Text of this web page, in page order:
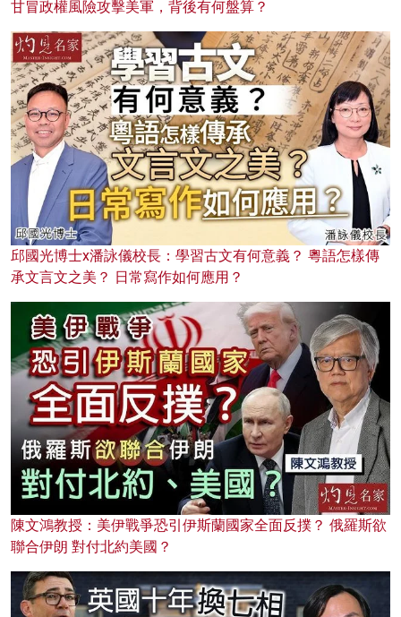
甘冒政權風險攻擊美軍，背後有何盤算？
邱國光博士x潘詠儀校長：學習古文有何意義？ 粵語怎樣傳
承文言文之美？ 日常寫作如何應用？
陳文鴻教授：美伊戰爭恐引伊斯蘭國家全面反撲？ 俄羅斯欲
聯合伊朗 對付北約美國？